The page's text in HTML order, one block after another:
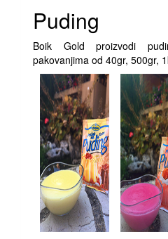
Puding
Boik Gold proizvodi
pakovanjima od 40gr, 500gr,